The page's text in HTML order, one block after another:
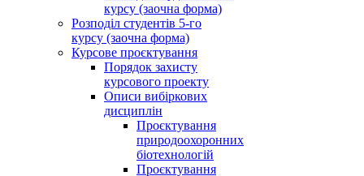
курсу (заочна форма)
Розподіл студентів 5-го
курсу (заочна форма)
Курсове проєктування
Порядок захисту
курсового проекту
Описи вибіркових
дисциплін
Проєктування
природоохоронних
біотехнологій
Проєктування